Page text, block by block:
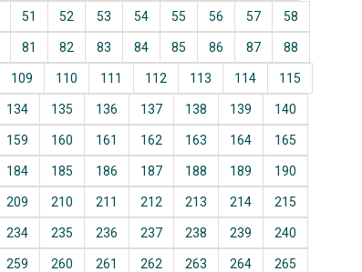
51 52 53 54 55 56 57 58
81 82 83 84 85 86 87 88
109 110 111 112 113 114 115
134 135 136 137 138 139 140
159 160 161 162 163 164 165
184 185 186 187 188 189 190
209 210 211 212 213 214 215
234 235 236 237 238 239 240
259 260 261 262 263 264 265